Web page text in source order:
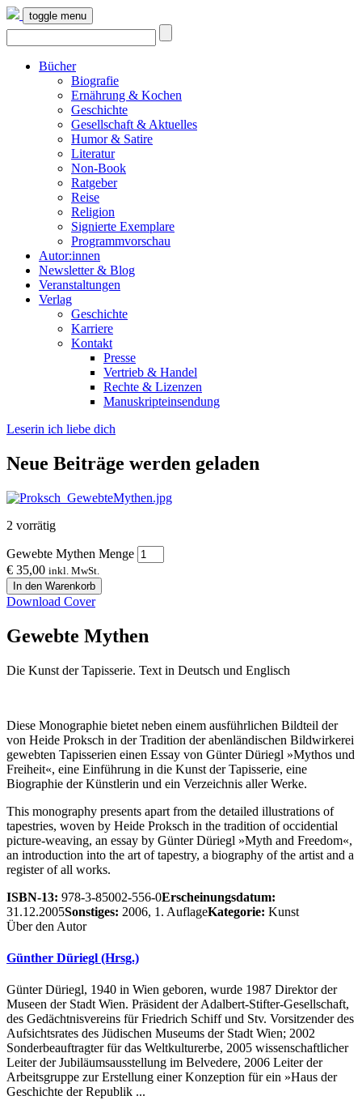
toggle menu
Bücher
Biografie
Ernährung & Kochen
Geschichte
Gesellschaft & Aktuelles
Humor & Satire
Literatur
Non-Book
Ratgeber
Reise
Religion
Signierte Exemplare
Programmvorschau
Autor:innen
Newsletter & Blog
Veranstaltungen
Verlag
Geschichte
Karriere
Kontakt
Presse
Vertrieb & Handel
Rechte & Lizenzen
Manuskripteinsendung
Leserin ich liebe dich
Neue Beiträge werden geladen
2 vorrätig
Gewebte Mythen Menge
€ 35,00 inkl. MwSt.
In den Warenkorb
Download Cover
Gewebte Mythen
Die Kunst der Tapisserie. Text in Deutsch und Englisch
Diese Monographie bietet neben einem ausführlichen Bildteil der
von Heide Proksch in der Tradition der abenländischen Bildwirkerei
gewebten Tapisserien einen Essay von Günter Düriegl »Mythos und
Freiheit«, eine Einführung in die Kunst der Tapisserie, eine
Biographie der Künstlerin und ein Verzeichnis aller Werke.
This monography presents apart from the detailed illustrations of
tapestries, woven by Heide Proksch in the tradition of occidential
picture-weaving, an essay by Günter Düriegl »Myth and Freedom«,
an introduction into the art of tapestry, a biography of the artist and a
register of all works.
ISBN-13: 978-3-85002-556-0Erscheinungsdatum:
31.12.2005Sonstiges: 2006, 1. AuflageKategorie: Kunst
Über den Autor
Günther Düriegl (Hrsg.)
Günter Düriegl, 1940 in Wien geboren, wurde 1987 Direktor der
Museen der Stadt Wien. Präsident der Adalbert-Stifter-Gesellschaft,
des Gedächtnisvereins für Friedrich Schiff und Stv. Vorsitzender des
Aufsichtsrates des Jüdischen Museums der Stadt Wien; 2002
Sonderbeauftragter für das Weltkulturerbe, 2005 wissenschaftlicher
Leiter der Jubiläumsausstellung im Belvedere, 2006 Leiter der
Arbeitsgruppe zur Erstellung einer Konzeption für ein »Haus der
Geschichte der Republik ...